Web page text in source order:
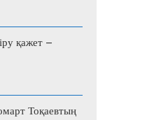
қажет –
Тоқаевтың